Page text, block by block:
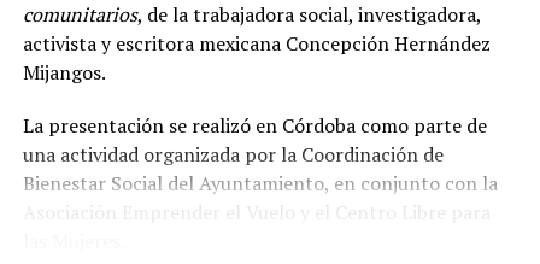
Ante los cuestionamientos sobre el nivel de agresividad
de este deporte, señaló que las competencias cuentan
con la edad y experiencia de los participantes.
Indicó que existen divisiones infantiles, juveniles y para
adultos, con reglas específicas para cada categoría, por
comunitarios, de la trabajadora social, investigadora,
activista y escritora mexicana Concepción Hernández
Mijangos.
La presentación se realizó en Córdoba como parte de
una actividad organizada por la Coordinación de
Bienestar Social del Ayuntamiento, en conjunto con la
Asociación Emprender el Vuelo y el Centro Libre para